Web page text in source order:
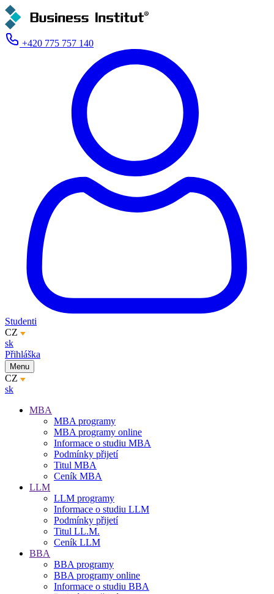
+420 775 757 140
Studenti
CZ
sk
Přihláška
Menu
CZ
sk
MBA
MBA programy
MBA programy online
Informace o studiu MBA
Podmínky přijetí
Titul MBA
Ceník MBA
LLM
LLM programy
Informace o studiu LLM
Podmínky přijetí
Titul LL.M.
Ceník LLM
BBA
BBA programy
BBA programy online
Informace o studiu BBA